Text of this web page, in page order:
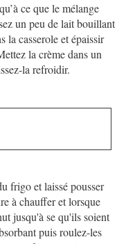
ce que le mélange
un peu de lait bouillant
la casserole et épaissir
la crème dans un
la refroidir.
frigo et laissé pousser
à chauffer et lorsque
jusqu'à se qu'ils soient
puis roulez-les